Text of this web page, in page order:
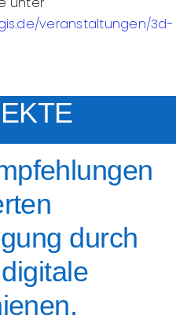
veranstaltungen/3d-
durch